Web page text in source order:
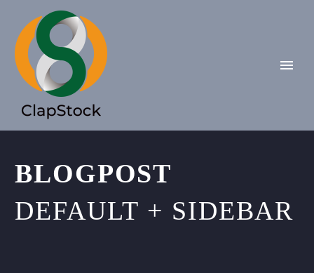
BLOGPOST
DEFAULT + SIDEBAR